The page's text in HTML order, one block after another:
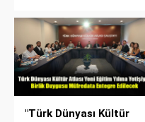
"Türk Dünyası Kültür